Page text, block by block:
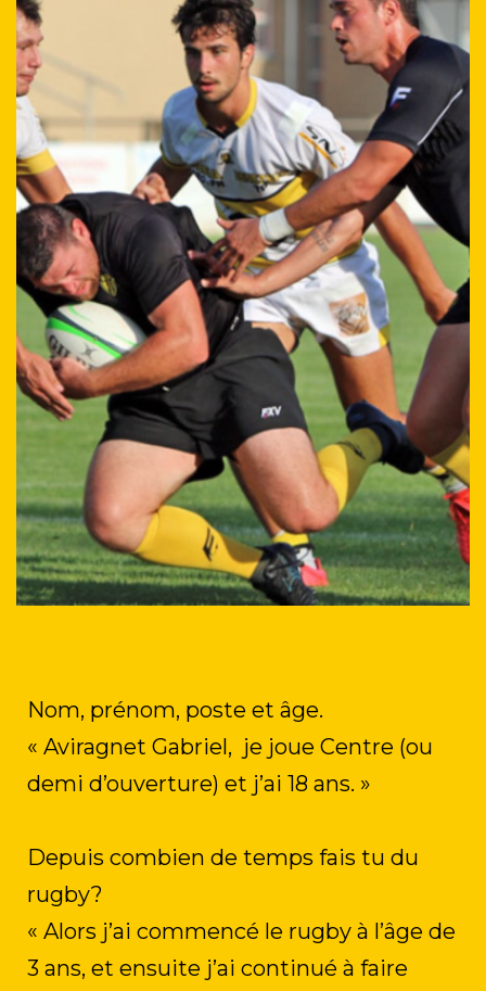
Nom, prénom, poste et âge.
« Aviragnet Gabriel, je joue Centre (ou
demi d’ouverture) et j’ai 18 ans. »
Depuis combien de temps fais tu du
rugby?
« Alors j’ai commencé le rugby à l’âge de
3 ans, et ensuite j’ai continué à faire